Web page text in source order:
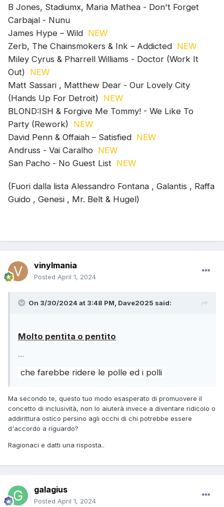
B Jones, Stadiumx, Maria Mathea - Don't Forget
Carbajal - Nunu
James Hype – Wild NEW
Zerb, The Chainsmokers & Ink – Addicted NEW
Miley Cyrus & Pharrell Williams - Doctor (Work It
Out) NEW
Matt Sassari , Matthew Dear - Our Lovely City
(Hands Up For Detroit) NEW
BLOND:ISH & Forgive Me Tommy! - We Like To
Party (Rework) NEW
David Penn & Offaiah – Satisfied NEW
Andruss - Vai Caralho NEW
San Pacho - No Guest List NEW
(Fuori dalla lista Alessandro Fontana , Galantis , Raffa
Guido , Genesi , Mr. Belt & Hugel)
vinylmania
Posted April 1, 2024
On 3/30/2024 at 3:48 PM, Dave2025 said:
Molto pentita o pentito
....
che farebbe ridere le polle ed i polli
Ma secondo te, questo tuo modo esasperato di promuovere il
concetto di inclusività, non lo aiuterà invece a diventare ridicolo o
addirittura ostico persino agli occhi di chi potrebbe essere
d'accordo a riguardo?
Ragionaci e datti una risposta..
galagius
Posted April 1, 2024